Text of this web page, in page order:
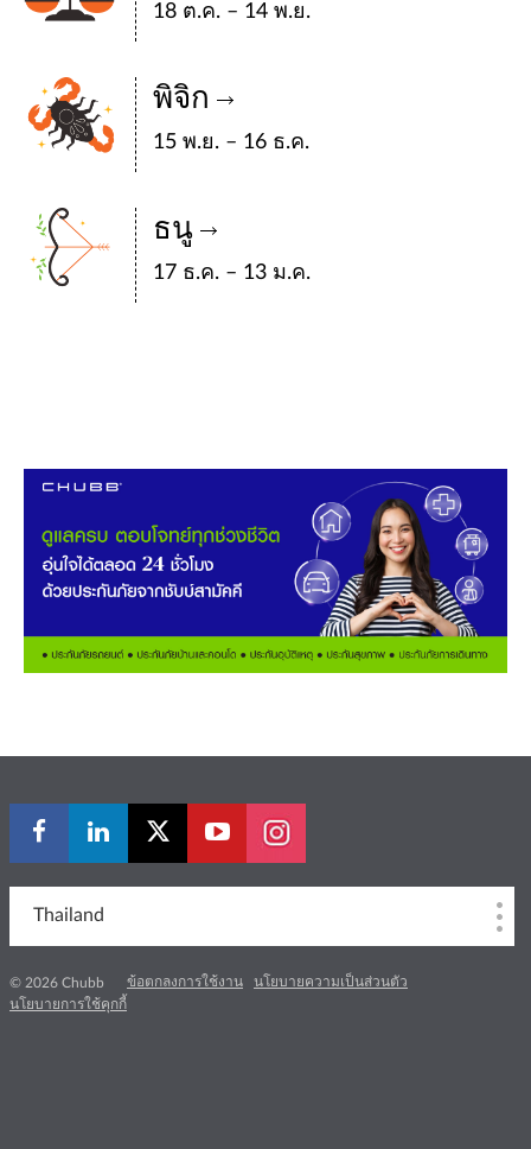
18 ต.ค. – 14 พ.ย.
พิจิก
15 พ.ย. – 16 ธ.ค.
ธนู
17 ธ.ค. – 13 ม.ค.
Thailand
© 2026 Chubb ข้อตกลงการใช้งาน
นโยบายความเป็นส่วนตัว
นโยบายการใช้คุกกี้